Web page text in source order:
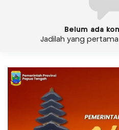
Belum ada
Jadilah yang